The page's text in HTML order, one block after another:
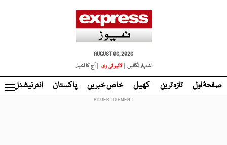
AUGUST 06, 2026
اشتہار لگائیں |
لائیو ٹی وی | آج کا اخبار
صفحۂ اول تازہ ترین کھیل خاص خبریں پاکستان انٹر نیشنل